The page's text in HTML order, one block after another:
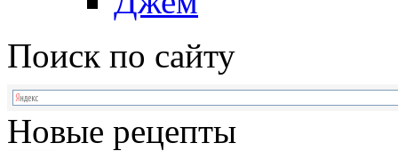
Поиск по сайту
Новые рецепты